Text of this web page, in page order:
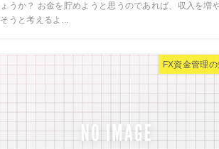
ょうか？ お金を貯めようと思うのであれば、収入を増
そうと考えるよ...
FX資金管理